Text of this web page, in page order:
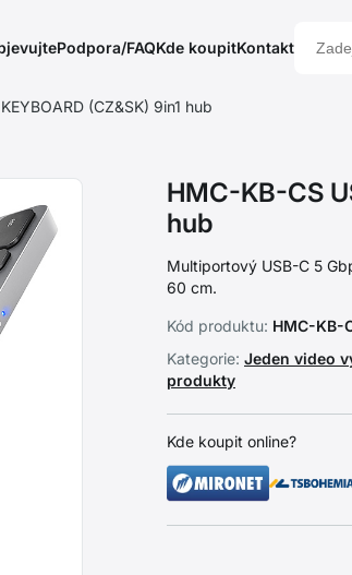
Podpora/FAQKde koupitKontakt
(CZ&SK) 9in1 hub
HMC-KB-CS
hub
Multiportový USB-C 5
60 cm.
Kód produktu: HMC-KB-
Kategorie: Jeden video
produkty
Kde koupit online?